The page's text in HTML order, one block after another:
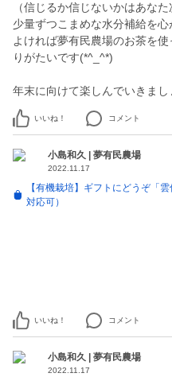
（信じるか信じないかはあな
少量ずつこまめな水分補給を心
よければ夢有民農場のお茶を
りがたいです(*^_^*)
年末に向けて楽しんでいきまし
いいね！ コメント
小島和久 | 夢有民農場
2022.11.17
【有機栽培】ギフトにどうぞ「
対応可）
いいね！ コメント
小島和久 | 夢有民農場
2022.11.17